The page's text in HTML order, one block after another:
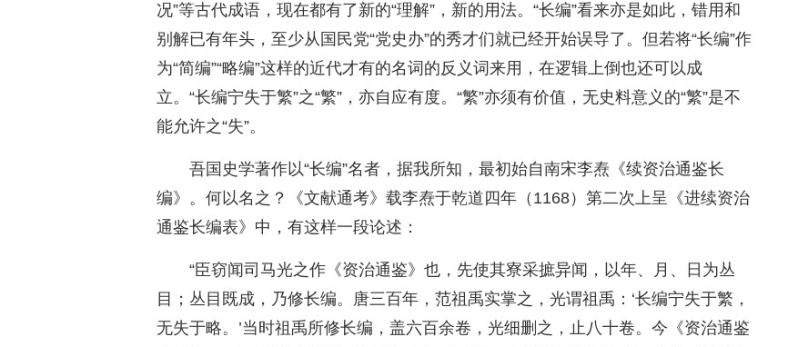
况”等古代成语，现在都有了新的“理解”，新的用法。“长编”看来亦是如此，错用和
别解已有年头，至少从国民党“党史办”的秀才们就已经开始误导了。但若将“长编”作
为“简编”“略编”这样的近代才有的名词的反义词来用，在逻辑上倒也还可以成
立。“长编宁失于繁”之“繁”，亦自应有度。“繁”亦须有价值，无史料意义的“繁”是不
能允许之“失”。
吾国史学著作以“长编”名者，据我所知，最初始自南宋李焘《续资治通鉴长
编》。何以名之？《文献通考》载李焘于乾道四年（1168）第二次上呈《进续资治
通鉴长编表》中，有这样一段论述：
“臣窃闻司马光之作《资治通鉴》也，先使其寮采摭异闻，以年、月、日为丛
目；丛目既成，乃修长编。唐三百年，范祖禹实掌之，光谓祖禹：‘长编宁失于繁，
无失于略。’当时祖禹所修长编，盖六百余卷，光细删之，止八十卷。今《资治通鉴